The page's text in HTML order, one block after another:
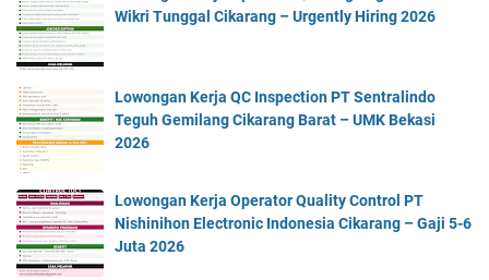
Wikri Tunggal Cikarang – Urgently Hiring 2026
Lowongan Kerja QC Inspection PT Sentralindo
Teguh Gemilang Cikarang Barat – UMK Bekasi
2026
Lowongan Kerja Operator Quality Control PT
Nishinihon Electronic Indonesia Cikarang – Gaji 5-6
Juta 2026